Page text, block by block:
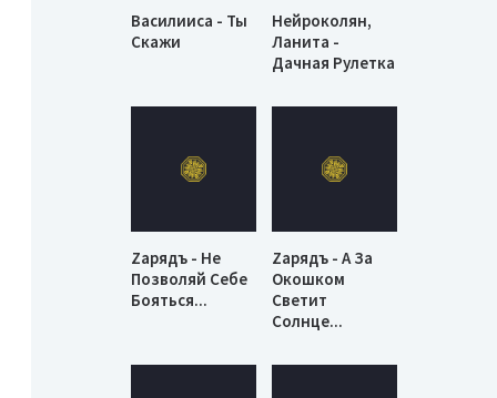
Василииса - Ты
Скажи
Нейроколян,
Ланита -
Дачная Рулетка
Zарядъ - Не
Позволяй Себе
Бояться...
Zарядъ - А За
Окошком
Светит
Солнце...